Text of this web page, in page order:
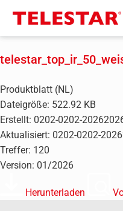
Produktblatt (NL)
Dateigröße: 522.92 KB
Erstellt: 0202-0202-
Aktualisiert: 0202-0202-
Treffer: 120
Version: 01/2026
Herunterladen